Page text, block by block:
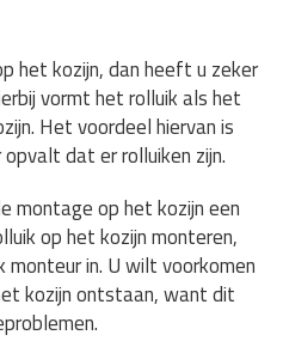
het kozijn, dan heeft u zeker
vormt het rolluik als het
Het voordeel hiervan is
dat er rolluiken zijn.
montage op het kozijn een
op het kozijn monteren,
monteur in. U wilt voorkomen
kozijn ontstaan, want dit